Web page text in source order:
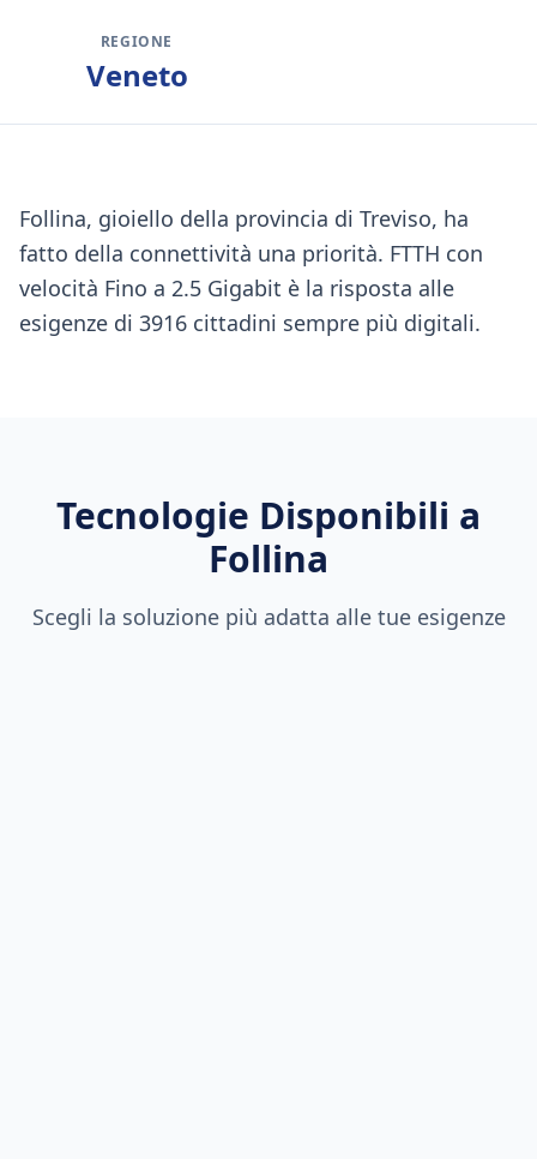
REGIONE
Veneto
Follina, gioiello della provincia di Treviso, ha
fatto della connettività una priorità. FTTH con
velocità Fino a 2.5 Gigabit è la risposta alle
esigenze di 3916 cittadini sempre più digitali.
Tecnologie Disponibili a
Follina
Scegli la soluzione più adatta alle tue esigenze